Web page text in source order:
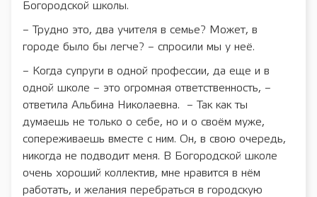
Богородской школы.
– Трудно это, два учителя в семье? Может, в
городе было бы легче? – спросили мы у неё.
– Когда супруги в одной профессии, да еще и в
одной школе – это огромная ответственность, –
ответила Альбина Николаевна. – Так как ты
думаешь не только о себе, но и о своём муже,
сопереживаешь вместе с ним. Он, в свою очередь,
никогда не подводит меня. В Богородской школе
очень хороший коллектив, мне нравится в нём
работать, и желания перебраться в городскую